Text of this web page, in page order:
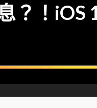
？！iOS